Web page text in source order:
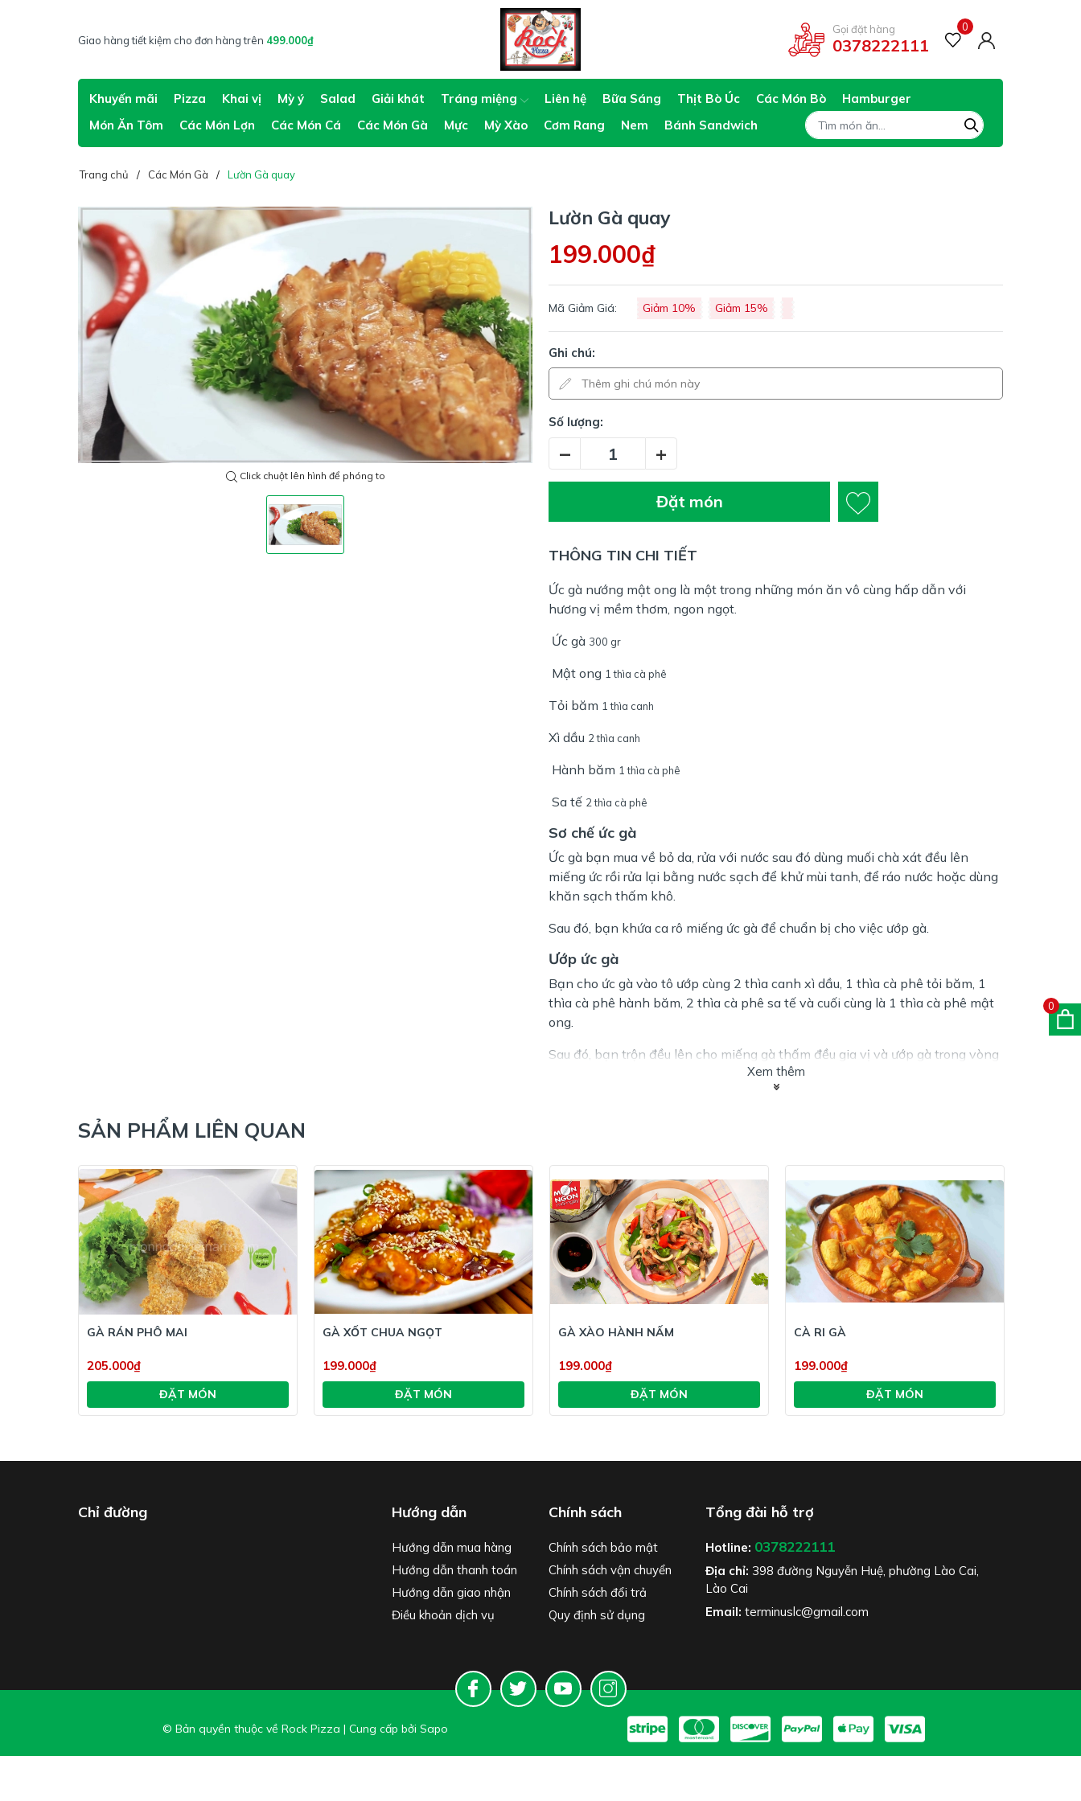
Giao hàng tiết kiệm cho đơn hàng trên 499.000₫
Gọi đặt hàng
0378222111
0
Khuyến mãi Pizza Khai vị Mỳ ý Salad Giải khát Tráng miệng Liên hệ Bữa Sáng Thịt Bò Úc Các Món Bò
Hamburger
Món Ăn Tôm
Các Món Lợn Các Món Cá Các Món Gà Mực Mỳ Xào Cơm Rang Nem Bánh Sandwich
Trang chủ Các Món Gà Lườn Gà quay
Click chuột lên hình để phóng to
Lườn Gà quay
199.000₫
Mã Giảm Giá: Giảm 10% Giảm 15%
Ghi chú:
Số lượng:
– +
Đặt món
THÔNG TIN CHI TIẾT
Ức gà nướng mật ong là một trong những món ăn vô cùng hấp dẫn với
hương vị mềm thơm, ngon ngọt.
Ức gà 300 gr
Mật ong 1 thìa cà phê
Tỏi băm 1 thìa canh
Xì dầu 2 thìa canh
Hành băm 1 thìa cà phê
Sa tế 2 thìa cà phê
Sơ chế ức gà
Ức gà bạn mua về bỏ da, rửa với nước sau đó dùng muối chà xát đều lên
miếng ức rồi rửa lại bằng nước sạch để khử mùi tanh, để ráo nước hoặc dùng
khăn sạch thấm khô.
Sau đó, bạn khứa ca rô miếng ức gà để chuẩn bị cho việc ướp gà.
Ướp ức gà
Bạn cho ức gà vào tô ướp cùng 2 thìa canh xì dầu, 1 thìa cà phê tỏi băm, 1
thìa cà phê hành băm, 2 thìa cà phê sa tế và cuối cùng là 1 thìa cà phê mật
ong.
Sau đó, bạn trộn đều lên cho miếng gà thấm đều gia vị và ướp gà trong vòng
Thành phẩm
Ức gà nướng mật ong khi vừa ra lò mang đến hương thơm vô cùng quyến rũ.
Phần nước sốt bên ngoài vàng rượm và hấp dẫn, bên trong phần thịt gà
mềm và ngọt rất ngon miệng.
Các gia vị thấm đều trong miêng ức gà nướng mật ong mang đến hương vị
thơm ngon khó cưỡng.
Xem thêm
SẢN PHẨM LIÊN QUAN
GÀ RÁN PHÔ MAI
205.000₫
ĐẶT MÓN
GÀ XỐT CHUA NGỌT
199.000₫
ĐẶT MÓN
GÀ XÀO HÀNH NẤM
199.000₫
ĐẶT MÓN
CÀ RI GÀ
199.000₫
ĐẶT MÓN
Chỉ đường Hướng dẫn
Hướng dẫn mua hàng
Hướng dẫn thanh toán
Hướng dẫn giao nhận
Điều khoản dịch vụ
Chính sách
Chính sách bảo mật
Chính sách vận chuyển
Chính sách đổi trả
Quy định sử dụng
Tổng đài hỗ trợ
Hotline: 0378222111
Địa chỉ: 398 đường Nguyễn Huệ, phường Lào Cai,
Lào Cai
Email: terminuslc@gmail.com
© Bản quyền thuộc về Rock Pizza | Cung cấp bởi Sapo
0